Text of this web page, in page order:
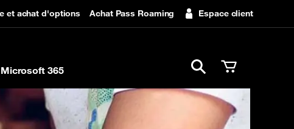
et achat d'options Achat Pass Roaming Espace client
Microsoft 365
Ouvrir la barre de